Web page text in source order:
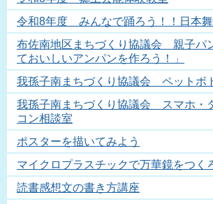
令和8年度 みんなで踊ろう！！日本
布佐南地区まちづくり協議会 親子パ
ておいしいアンパンを作ろう！」
我孫子南まちづくり協議会 ペットボ
我孫子南まちづくり協議会 スマホ・
コン相談室
ポスターを描いてみよう
マイクロプラスチックで万華鏡をつく
読書感想文の書き方講座